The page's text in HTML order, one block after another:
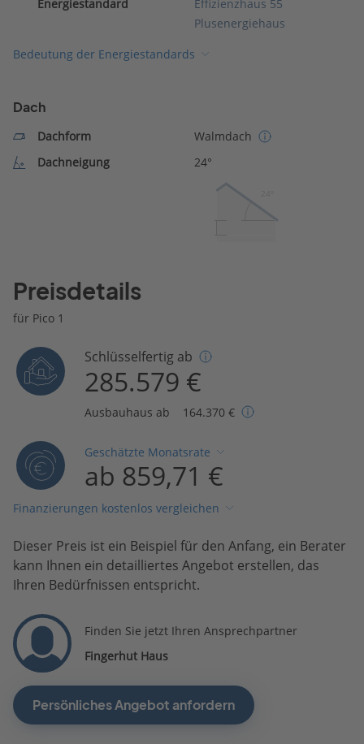
Energiestandard
Effizienzhaus 55
Plusenergiehaus
Bedeutung der Energiestandards
Dach
Dachform
Walmdach
Dachneigung
24°
Preisdetails
für Pico 1
Schlüsselfertig ab
285.579 €
Ausbauhaus ab 164.370 €
Geschätzte Monatsrate
ab 859,71 €
Finanzierungen kostenlos vergleichen
Dieser Preis ist ein Beispiel für den Anfang, ein Berater
kann Ihnen ein detailliertes Angebot erstellen, das
Ihren Bedürfnissen entspricht.
Finden Sie jetzt Ihren Ansprechpartner
Fingerhut Haus
Persönliches Angebot anfordern